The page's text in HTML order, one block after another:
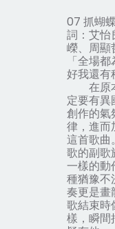
07 抓蝴
詞：艾怡
嶸、周顯
「全場
好我還有
在原本
定要有異
創作的氣
律，進而
這首歌曲
歌的副歌
一樣的動
種猶豫不
奏更是畫
歌結束時
樣，瞬間